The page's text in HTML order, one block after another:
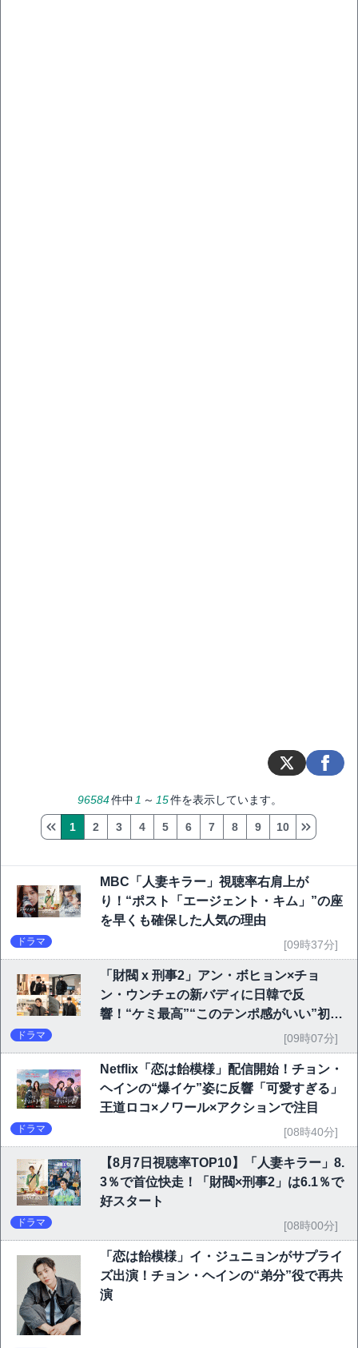
96584件中 1 ～ 15件を表示しています。
1 2 3 4 5 6 7 8 9 10
MBC「人妻キラー」視聴率右肩上が
り！“ポスト「エージェント・キム」”の座
を早くも確保した人気の理由
ドラマ [09時37分]
「財閥 x 刑事2」アン・ボヒョン×チョ
ン・ウンチェの新バディに日韓で反
響！“ケミ最高”“このテンポ感がいい”初回
ドラマ [09時07分]
Netflix「恋は飴模様」配信開始！チョン・
ヘインの“爆イケ”姿に反響「可愛すぎる」
王道ロコ×ノワール×アクションで注目
ドラマ [08時40分]
【8月7日視聴率TOP10】「人妻キラー」8.
3％で首位快走！「財閥×刑事2」は6.1％で
好スタート
ドラマ [08時00分]
「恋は飴模様」イ・ジュニョンがサプライ
ズ出演！チョン・ヘインの“弟分”役で再共
演